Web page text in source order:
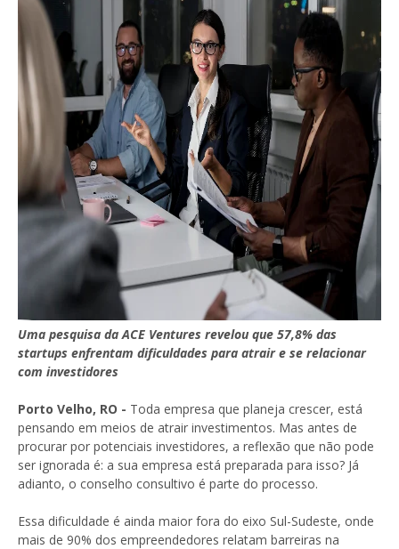
Uma pesquisa da ACE Ventures revelou que 57,8% das
startups enfrentam dificuldades para atrair e se relacionar
com investidores
Porto Velho, RO - Toda empresa que planeja crescer, está
pensando em meios de atrair investimentos. Mas antes de
procurar por potenciais investidores, a reflexão que não pode
ser ignorada é: a sua empresa está preparada para isso? Já
adianto, o conselho consultivo é parte do processo.
Essa dificuldade é ainda maior fora do eixo Sul-Sudeste, onde
mais de 90% dos empreendedores relatam barreiras na